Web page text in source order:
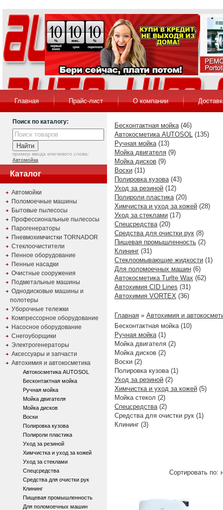
Главная Прайс-лист О компании
Поиск по каталогу:
пример ввода ключевого слова:
Автомойка
Каталог
Автомойки
Поломоечные машины
Бытовые пылесосы
Профессиональные пылесосы
Парогенераторы
Пневмохимчистки TORNADOR
Стеклоочистители
Пенное оборудование
Пенные насадки
Очистные сооружения
Подметальные машины
Однодисковые машины и
полотеры
Уборочные тележки
Компрессорное оборудование
Насосное оборудование
Снегоуборщики
Электрогенераторы
Аксессуары и запчасти
Автохимия и автокосметика
Автокосметика AUTOSOL
Бесконтактная мойка
Ручная мойка
Мойка двигателя
Мойка дисков
Воски
Полировка кузова
Полироли пластика
Уход за резиной
Химчистка и уход за кожей
Уход за стеклами
Спецсредства
Средства для очистки рук
Клининг
Пищевая промышленность
Для поломоечных машин
Бесконтактная мойка(46)
Автокосметика AUTOSOL (135)
Ручная мойка(13)
Мойка двигателя (9)
Мойка дисков (9)
Воски (11)
Полировка кузова(43)
Уход за резиной (12)
Полироли пластика(20)
Химчистка и уход за кожей (28)
Уход за стеклами (17)
Спецсредства(20)
Средства для очистки рук (8)
Пищевая промышленность (2)
Клининг (31)
Стеклоомывающие жидкости (1)
Для поломоечных машин (6)
Автокосметика Turlte Wax (62)
Автохимия CID Lines (31)
Автохимия VORTEX (36)
Главная » Автохимия и
Бесконтактная мойка (10)
Ручная мойка(1)
Мойка двигателя (2)
Мойка дисков (2)
Воски (2)
Полировка кузова (1)
Уход за резиной (2)
Химчистка и уход за кожей (5)
Мойка стекол (2)
Спецсредства(2)
Средства для очистки рук (1)
Клининг (3)
Сортировать по: